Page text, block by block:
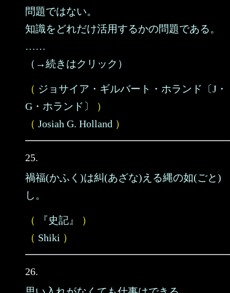
問題ではない。
知識をどれだけ活用するかの問題である。
……
（→続きはクリック）
（ ジョサイア・ギルバート・ホランド〔J・
G・ホランド〕
）
（ Josiah G. Holland ）
25.
禍福(かふく)は糾(あざな)える縄の如(ごと)
し。
（ 『史記』
）
（ Shiki ）
26.